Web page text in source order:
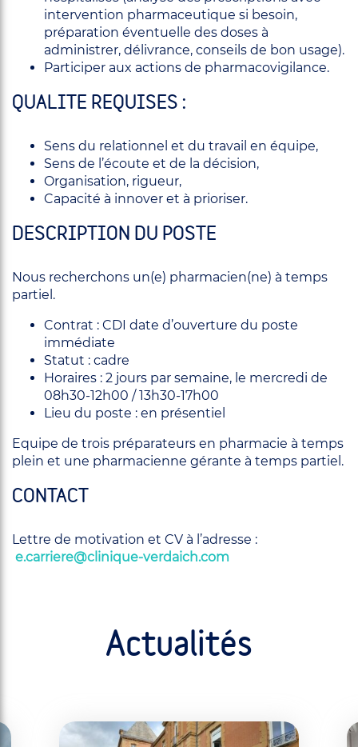
intervention pharmaceutique si besoin,
préparation éventuelle des doses à
administrer, délivrance, conseils de bon usage).
Participer aux actions de pharmacovigilance.
QUALITE REQUISES :
Sens du relationnel et du travail en équipe,
Sens de l’écoute et de la décision,
Organisation, rigueur,
Capacité à innover et à prioriser.
DESCRIPTION DU POSTE
Nous recherchons un(e) pharmacien(ne) à temps
partiel.
Contrat : CDI date d’ouverture du poste
immédiate
Statut : cadre
Horaires : 2 jours par semaine, le mercredi de
08h30-12h00 / 13h30-17h00
Lieu du poste : en présentiel
Equipe de trois préparateurs en pharmacie à temps
plein et une pharmacienne gérante à temps partiel.
CONTACT
Lettre de motivation et CV à l’adresse :
e.carriere@clinique-verdaich.com
Actualités